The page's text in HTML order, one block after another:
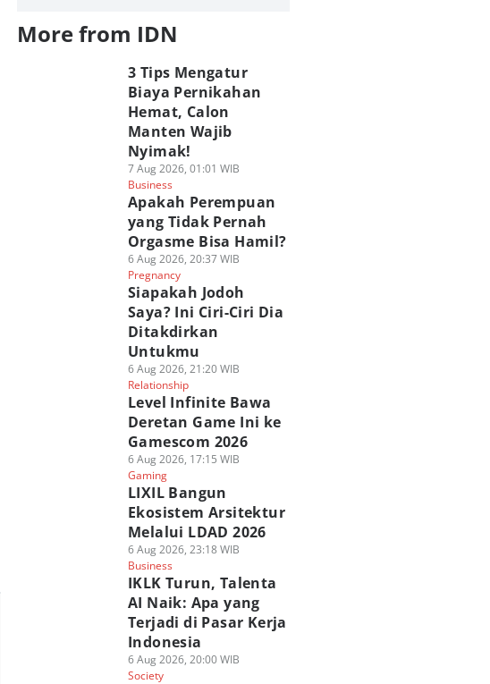
More from IDN
3 Tips Mengatur
Biaya Pernikahan
Hemat, Calon
Manten Wajib
Nyimak!
7 Aug 2026, 01:01 WIB
Business
Apakah Perempuan
yang Tidak Pernah
Orgasme Bisa Hamil?
6 Aug 2026, 20:37 WIB
Pregnancy
Siapakah Jodoh
Saya? Ini Ciri-Ciri Dia
Ditakdirkan
Untukmu
6 Aug 2026, 21:20 WIB
Relationship
Level Infinite Bawa
Deretan Game Ini ke
Gamescom 2026
6 Aug 2026, 17:15 WIB
Gaming
LIXIL Bangun
Ekosistem Arsitektur
Melalui LDAD 2026
6 Aug 2026, 23:18 WIB
Business
IKLK Turun, Talenta
AI Naik: Apa yang
Terjadi di Pasar Kerja
Indonesia
6 Aug 2026, 20:00 WIB
Society